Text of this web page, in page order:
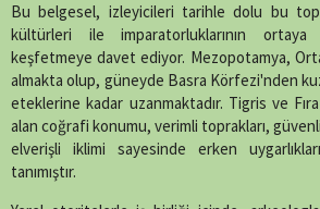
Bu belgesel, izleyicileri tarihle dolu bu
kültürleri ile imparatorluklarının ortaya
keşfetmeye davet ediyor. Mezopotamya,
almakta olup, güneyde Basra Körfezi'nden
eteklerine kadar uzanmaktadır. Tigris ve
alan coğrafi konumu, verimli toprakları,
elverişli iklimi sayesinde erken
tanımıştır.